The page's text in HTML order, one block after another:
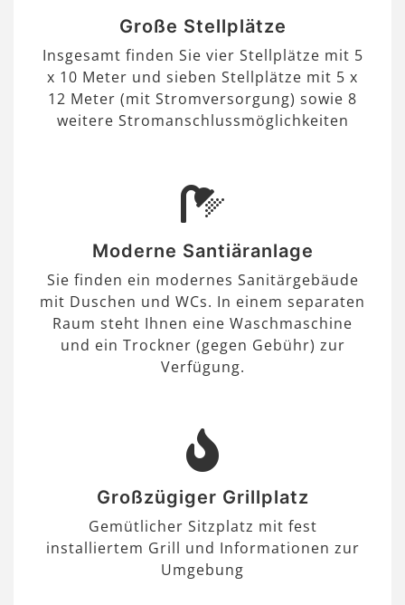
Große Stellplätze
Insgesamt finden Sie vier Stellplätze mit 5
x 10 Meter und sieben Stellplätze mit 5 x
12 Meter (mit Stromversorgung) sowie 8
weitere Stromanschlussmöglichkeiten
Moderne Santiäranlage
Sie finden ein modernes Sanitärgebäude
mit Duschen und WCs. In einem separaten
Raum steht Ihnen eine Waschmaschine
und ein Trockner (gegen Gebühr) zur
Verfügung.
Großzügiger Grillplatz
Gemütlicher Sitzplatz mit fest
installiertem Grill und Informationen zur
Umgebung